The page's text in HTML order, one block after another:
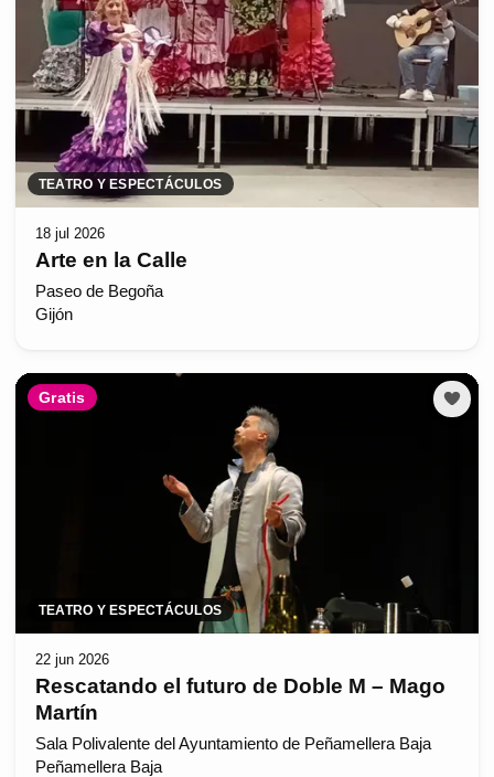
TEATRO Y ESPECTÁCULOS
18 jul 2026
Arte en la Calle
Paseo de Begoña
Gijón
Gratis
TEATRO Y ESPECTÁCULOS
22 jun 2026
Rescatando el futuro de Doble M – Mago
Martín
Sala Polivalente del Ayuntamiento de Peñamellera Baja
Peñamellera Baja